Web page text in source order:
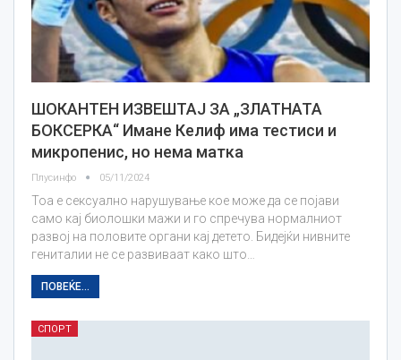
ШОКАНТЕН ИЗВЕШТАЈ ЗА „ЗЛАТНАТА
БОКСЕРКА“ Имане Келиф има тестиси и
микропенис, но нема матка
Плусинфо 05/11/2024
Тоа е сексуално нарушување кое може да се појави
само кај биолошки мажи и го спречува нормалниот
развој на половите органи кај детето. Бидејќи нивните
гениталии не се развиваат како што…
ПОВЕЌЕ...
СПОРТ